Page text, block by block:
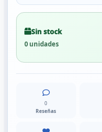
Sin stock
0 unidades
0
Reseñas